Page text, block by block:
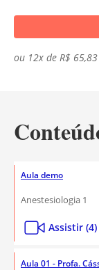
ou 12x de R$ 65,83
Aula demo
Anestesiologia 1
Assistir (4)
Aula 01 - Profa.